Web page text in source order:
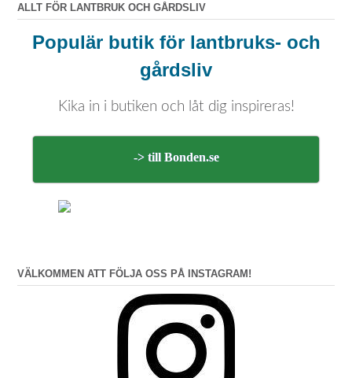
ALLT FÖR LANTBRUK OCH GÅRDSLIV
Populär butik för lantbruks- och
gårdsliv
Kika in i butiken och låt dig inspireras!
-> till Bonden.se
VÄLKOMMEN ATT FÖLJA OSS PÅ INSTAGRAM!